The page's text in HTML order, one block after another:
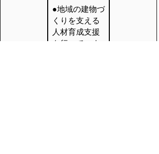
●地域の建物づ
くりを支える
人材育成支援
を行っていま